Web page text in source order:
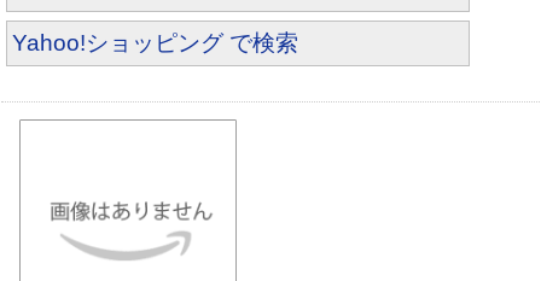
Yahoo!ショッピング で検索
(Live Album)